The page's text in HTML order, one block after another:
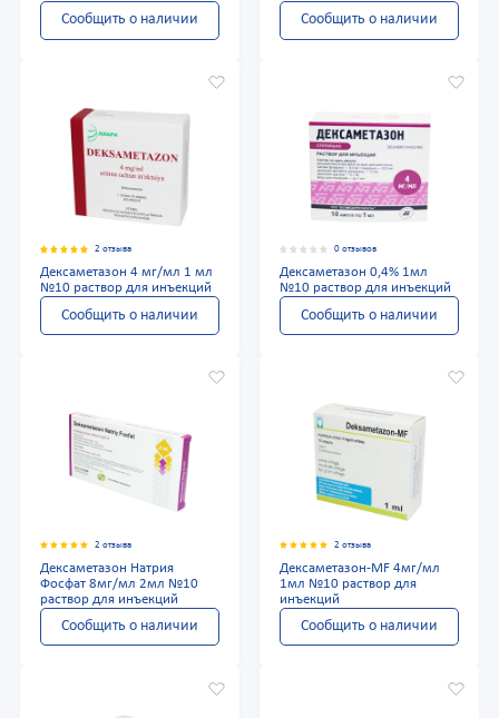
Сообщить о наличии Сообщить о наличии
2 отзыва
Дексаметазон 4 мг/мл 1 мл
№10 раствор для инъекций
Сообщить о наличии
0 отзывов
Дексаметазон 0,4% 1мл
№10 раствор для инъекций
Сообщить о наличии
2 отзыва
Дексаметазон Натрия
Фосфат 8мг/мл 2мл №10
раствор для инъекций
Сообщить о наличии
2 отзыва
Дексаметазон-MF 4мг/мл
1мл №10 раствор для
инъекций
Сообщить о наличии